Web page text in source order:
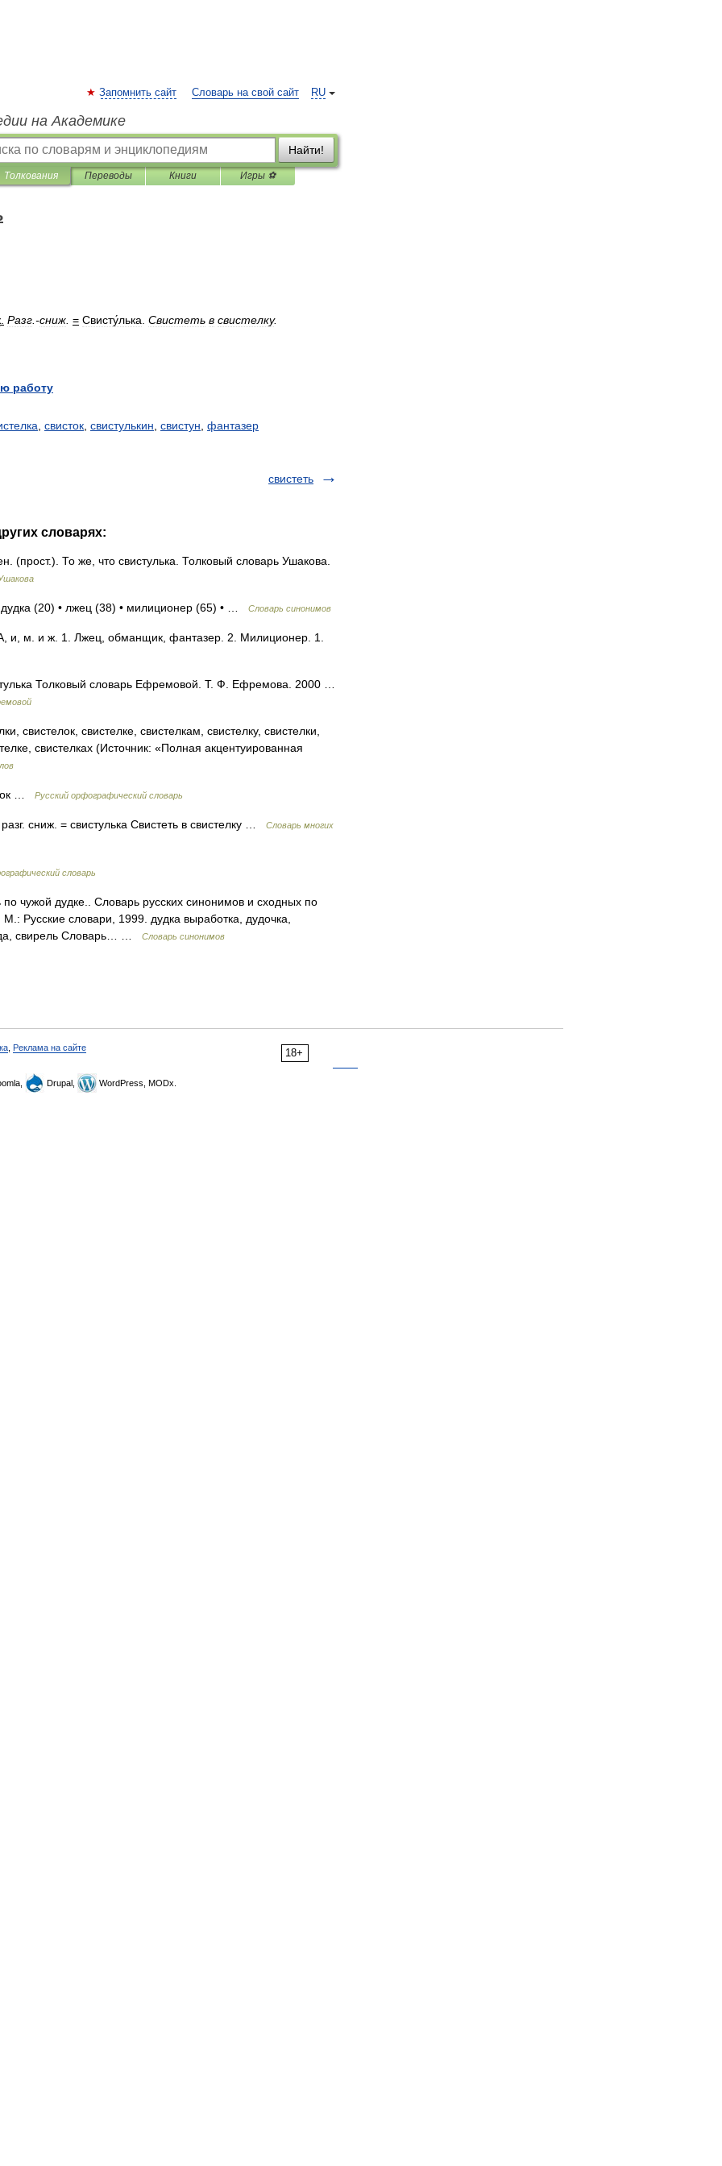
RU
Запомнить сайт Словарь на свой сайт
на Академике
Найти!
Толкования Переводы Книги Игры ⚽
Разг .-сниж = Свисту́лька Свистеть в свистелку.
работу
свисток свистулькин свистун фантазер
свистеть
словарях:
То же, что свистулька. Толковый словарь Ушакова.
(20) • лжец (38) • милиционер (65) • … Словарь синонимов
м. и ж. 1. Лжец, обманщик, фантазер. 2. Милиционер. 1.
Толковый словарь Ефремовой. Т. Ф. Ефремова. 2000 …
свистелок, свистелке, свистелкам, свистелку, свистелки,
свистелках (Источник: «Полная акцентуированная
… Русский орфографический словарь
сниж. = свистулька Свистеть в свистелку …
Словарь многих
словарь
чужой дудке.. Словарь русских синонимов и сходных по
Русские словари, 1999. дудка выработка, дудочка,
свирель Словарь… …
Словарь синонимов
18+
Реклама на сайте
Drupal, WordPress, MODx.